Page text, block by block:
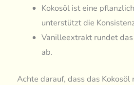
Kokosöl ist eine
unterstützt die
Vanilleextrakt rundet
ab.
Achte darauf, dass das Kokosöl